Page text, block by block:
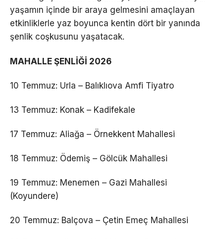
yaşamın içinde bir araya gelmesini amaçlayan
etkinliklerle yaz boyunca kentin dört bir yanında
şenlik coşkusunu yaşatacak.
MAHALLE ŞENLİĞİ 2026
10 Temmuz: Urla – Balıklıova Amfi Tiyatro
13 Temmuz: Konak – Kadifekale
17 Temmuz: Aliağa – Örnekkent Mahallesi
18 Temmuz: Ödemiş – Gölcük Mahallesi
19 Temmuz: Menemen – Gazi Mahallesi
(Koyundere)
20 Temmuz: Balçova – Çetin Emeç Mahallesi